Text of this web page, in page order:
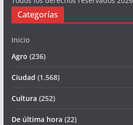
Categorías
Inicio
Agro (236)
Ciudad (1.568)
Cultura (252)
De última hora (22)